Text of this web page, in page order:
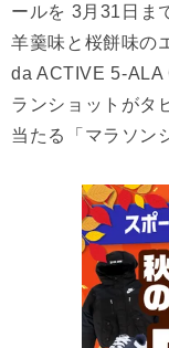
ールを 3月31日ま
羊羹味と桜餅味の
da ACTIVE 5-ALA
ランショットがタ
当たる「マラソン